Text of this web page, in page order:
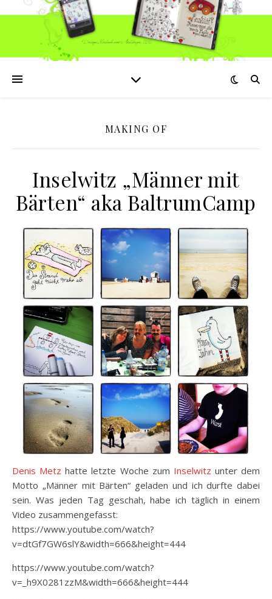
MAKING OF
Inselwitz „Männer mit
Bärten“ aka BaltrumCamp
Denis Metz hatte letzte Woche zum Inselwitz unter dem
Motto „Männer mit Bärten“ geladen und ich durfte dabei
sein. Was jeden Tag geschah, habe ich täglich in einem
Video zusammengefasst:
https://www.youtube.com/watch?
v=dtGf7GW6slY&width=666&height=444
https://www.youtube.com/watch?
v=_h9X0281zzM&width=666&height=444